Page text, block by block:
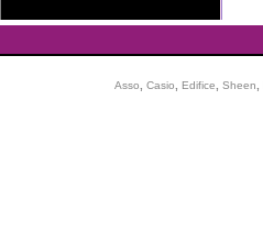
Asso
Casio Edifice Sheen